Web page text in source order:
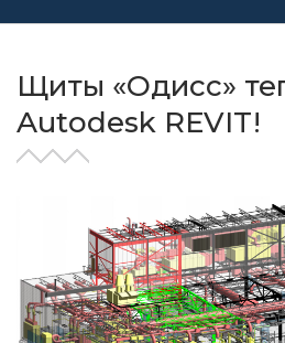
Щиты «Одисс»
Autodesk REVIT!